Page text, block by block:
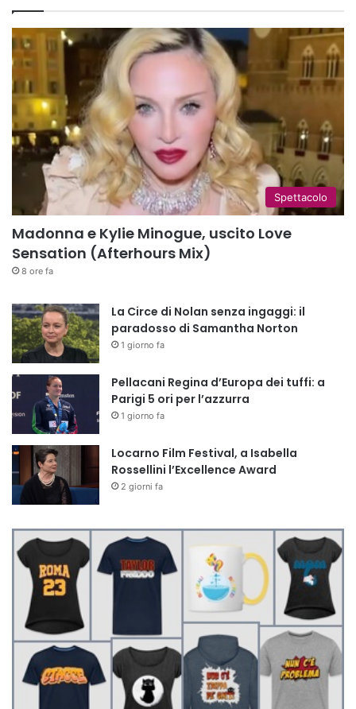
Spettacolo
Madonna e Kylie Minogue, uscito Love
Sensation (Afterhours Mix)
8 ore fa
La Circe di Nolan senza ingaggi: il
paradosso di Samantha Norton
1 giorno fa
Pellacani Regina d’Europa dei tuffi: a
Parigi 5 ori per l’azzurra
1 giorno fa
Locarno Film Festival, a Isabella
Rossellini l’Excellence Award
2 giorni fa